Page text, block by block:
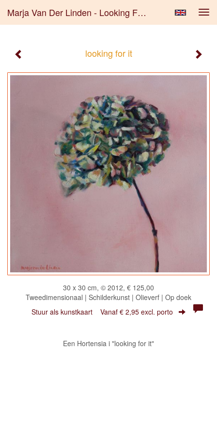
Marja Van Der Linden - Looking For It
looking for it
30 x 30 cm, © 2012, € 125,00
Tweedimensionaal | Schilderkunst | Olieverf | Op doek
Stuur als kunstkaart Vanaf € 2,95 excl. porto
Een Hortensia i "looking for it"